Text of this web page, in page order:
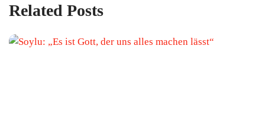
Related Posts